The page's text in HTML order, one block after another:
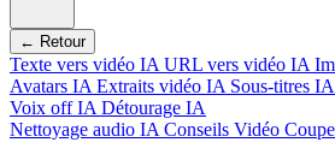
← Retour
Texte vers vidéo IA URL vers vidéo IA
Avatars IA Extraits vidéo IA Sous-titres IA
Voix off IA Détourage IA
Nettoyage audio IA Conseils Vidéo